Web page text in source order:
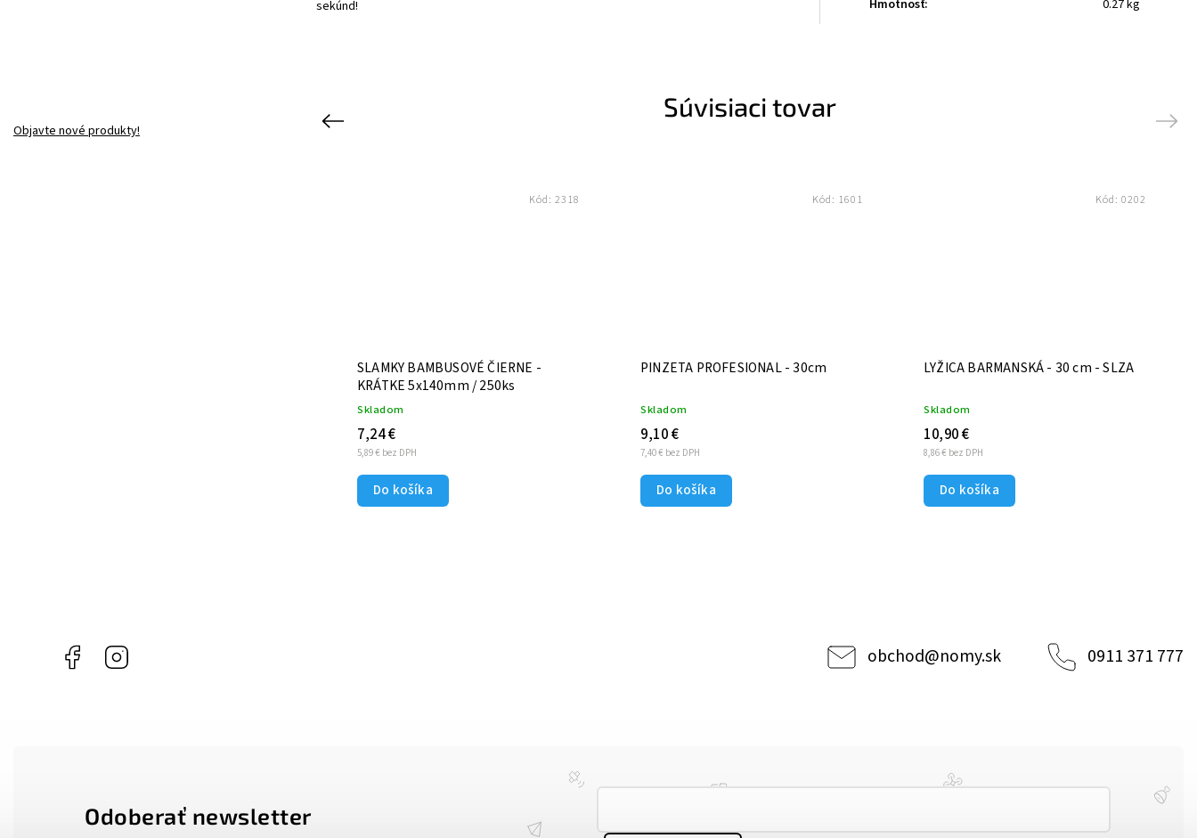
Objavte nové produkty!
sekúnd!
Hmotnosť: 0.27 kg
Súvisiaci tovar
Previous
SLAMKY BAMBUSOVÉ ČIERNE -
KRÁTKE 5x140mm / 250ks
Skladom
5,89 € bez DPH
7,24 €
Do košíka
Kód: 2318
PINZETA PROFESIONAL - 30cm
Skladom
7,40 € bez DPH
9,10 €
Do košíka
Kód: 1601
LYŽICA BARMANSKÁ - 30 cm - SLZA
Skladom
8,86 € bez DPH
10,90 €
Do košíka
Kód: 0202
Next
Facebook obchod@nomy.sk 0911 371 777
Odoberať newsletter